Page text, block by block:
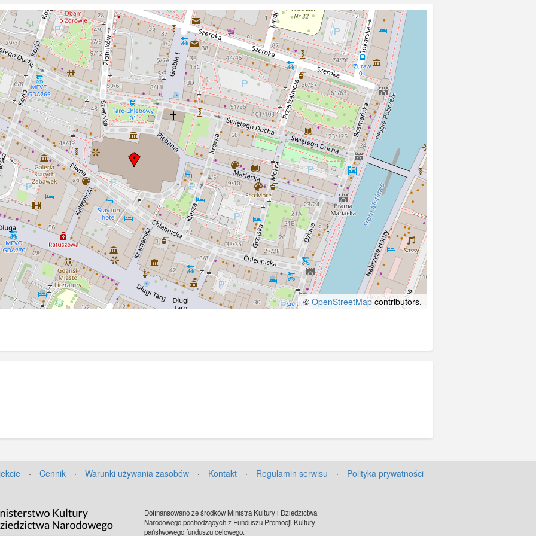
©OpenStreetMapcontributors.
· Cennik · Warunki używania zasobów · Kontakt · Regulamin serwisu · Polityka prywatności
Dofinansowano ze środków Ministra Kultury i Dziedzictwa
Narodowego pochodzących z Funduszu Promocji Kultury –
państwowego funduszu celowego.